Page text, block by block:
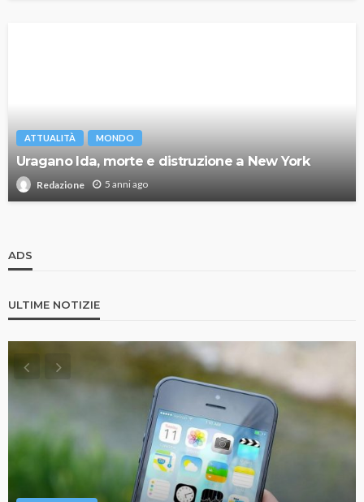
ATTUALITÀ MONDO
Uragano Ida, morte e distruzione a New York
Redazione 5 anni ago
ADS
ULTIME NOTIZIE